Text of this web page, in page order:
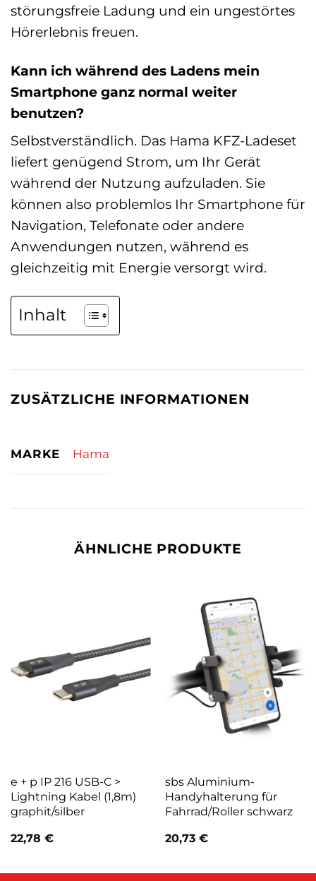
störungsfreie Ladung und ein ungestörtes
Hörerlebnis freuen.
Kann ich während des Ladens mein
Smartphone ganz normal weiter
benutzen?
Selbstverständlich. Das Hama KFZ-Ladeset
liefert genügend Strom, um Ihr Gerät
während der Nutzung aufzuladen. Sie
können also problemlos Ihr Smartphone für
Navigation, Telefonate oder andere
Anwendungen nutzen, während es
gleichzeitig mit Energie versorgt wird.
Inhalt
ZUSÄTZLICHE INFORMATIONEN
MARKE Hama
ÄHNLICHE PRODUKTE
e + p IP 216 USB-C >
Lightning Kabel (1,8m)
graphit/silber
22,78 €
sbs Aluminium-
Handyhalterung für
Fahrrad/Roller schwarz
20,73 €